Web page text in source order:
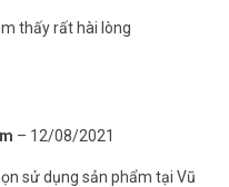
thấy rất hài lòng
– 12/08/2021
sử dụng sản phẩm tại Vũ